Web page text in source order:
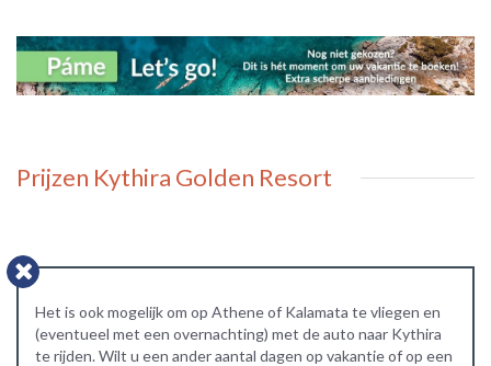
Prijzen Kythira Golden Resort
Het is ook mogelijk om op Athene of Kalamata te vliegen en
(eventueel met een overnachting) met de auto naar Kythira
te rijden. Wilt u een ander aantal dagen op vakantie of op een